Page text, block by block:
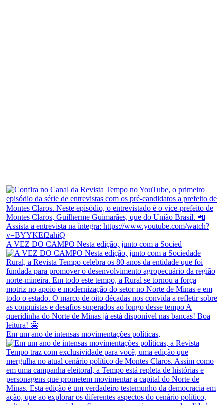
A VEZ DO CAMPO Nesta edição, junto com a Socied
Em um ano de intensas movimentações políticas,